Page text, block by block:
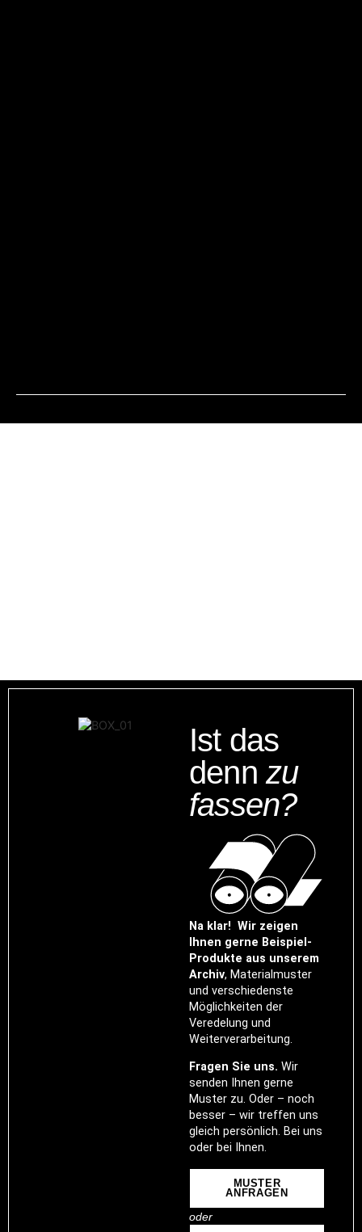
Ist das
denn zu
fassen?
Na klar! Wir zeigen
Ihnen gerne Beispiel-
Produkte aus unserem
Archiv, Materialmuster
und verschiedenste
Möglichkeiten der
Veredelung und
Weiterverarbeitung.
Fragen Sie uns. Wir
senden Ihnen gerne
Muster zu. Oder – noch
besser – wir treffen uns
gleich persönlich. Bei uns
oder bei Ihnen.
MUSTER
ANFRAGEN
oder